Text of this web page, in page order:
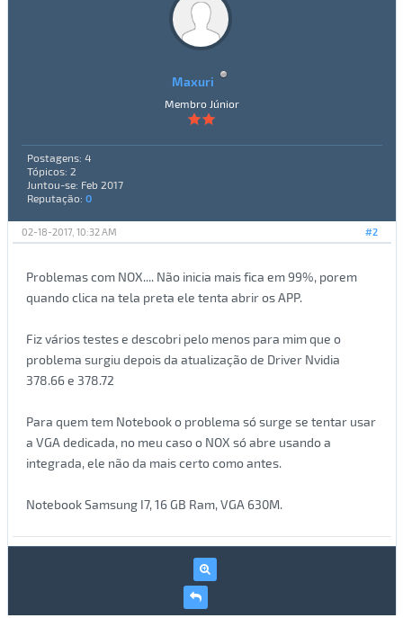
Maxuri
Membro Júnior
Postagens: 4
Tópicos: 2
Juntou-se: Feb 2017
Reputação: 0
#2
02-18-2017, 10:32 AM
Problemas com NOX.... Não inicia mais fica em 99%, porem
quando clica na tela preta ele tenta abrir os APP.
Fiz vários testes e descobri pelo menos para mim que o
problema surgiu depois da atualização de Driver Nvidia
378.66 e 378.72
Para quem tem Notebook o problema só surge se tentar usar
a VGA dedicada, no meu caso o NOX só abre usando a
integrada, ele não da mais certo como antes.
Notebook Samsung I7, 16 GB Ram, VGA 630M.